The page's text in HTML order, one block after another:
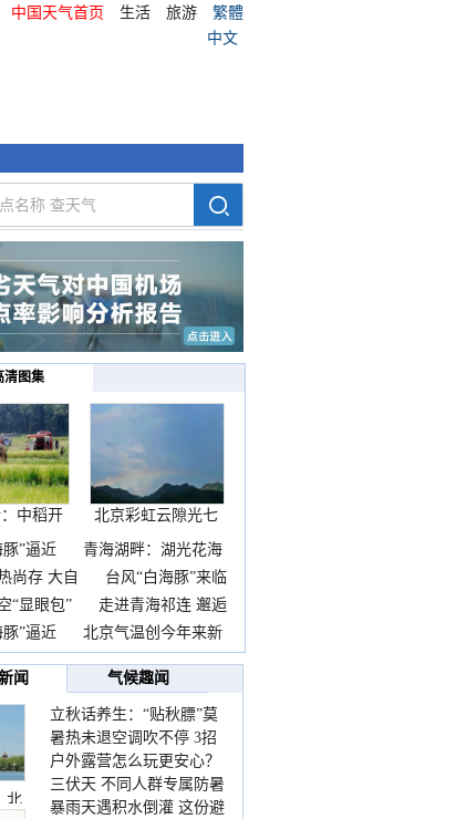
中国天气首页 生活 旅游
繁體
中文
清图集
中稻开
北京彩虹云隙光七
彩云
豚”逼近
青海湖畔：湖光花海
尚存 大自
台风“白海豚”来临
“显眼包”
走进青海祁连 邂逅
豚”逼近
北京气温创今年来新
闻
气候趣闻
北
立秋话养生：“贴秋膘”莫
着急 先清暑再防燥
暑热未退空调吹不停 3招
护住肩颈不酸痛
户外露营怎么玩更安心？
这份攻略请收好
三伏天 不同人群专属防暑
要点请收好
暴雨天遇积水倒灌 这份避